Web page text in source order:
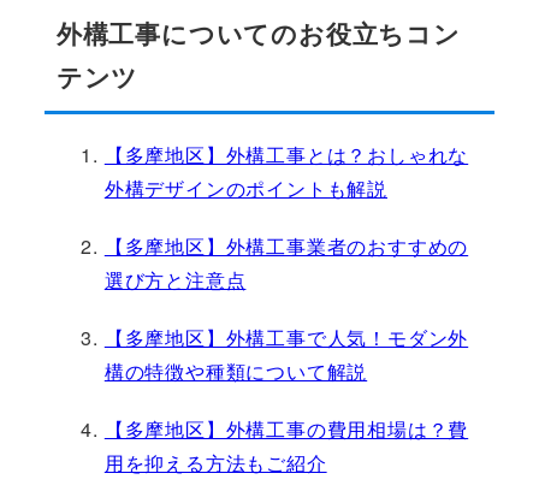
外構工事についてのお役立ちコン
テンツ
【多摩地区】外構工事とは？おしゃれな
外構デザインのポイントも解説
【多摩地区】外構工事業者のおすすめの
選び方と注意点
【多摩地区】外構工事で人気！モダン外
構の特徴や種類について解説
【多摩地区】外構工事の費用相場は？費
用を抑える方法もご紹介